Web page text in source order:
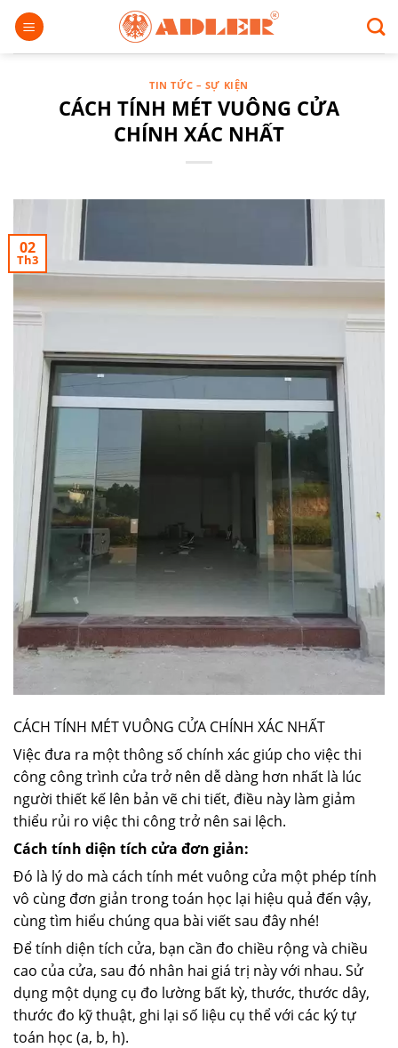
Chuyển
đến
nội
TIN TỨC – SỰ KIỆN
CÁCH TÍNH MÉT VUÔNG CỬA
CHÍNH XÁC NHẤT
02
Th3
CÁCH TÍNH MÉT VUÔNG CỬA CHÍNH XÁC NHẤT
Việc đưa ra một thông số chính xác giúp cho việc thi
công công trình cửa trở nên dễ dàng hơn nhất là lúc
người thiết kế lên bản vẽ chi tiết, điều này làm giảm
thiểu rủi ro việc thi công trở nên sai lệch.
Cách tính diện tích cửa đơn giản:
Đó là lý do mà cách tính mét vuông cửa một phép tính
vô cùng đơn giản trong toán học lại hiệu quả đến vậy,
cùng tìm hiểu chúng qua bài viết sau đây nhé!
Để tính diện tích cửa, bạn cần đo chiều rộng và chiều
cao của cửa, sau đó nhân hai giá trị này với nhau. Sử
dụng một dụng cụ đo lường bất kỳ, thước, thước dây,
thước đo kỹ thuật, ghi lại số liệu cụ thể với các ký tự
toán học (a, b, h).